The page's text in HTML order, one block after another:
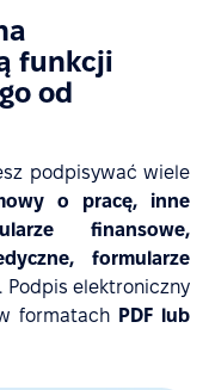
funkcji
od
podpisywać wiele
o pracę, inne
finansowe,
formularze
. Podpis elektroniczny
formatach PDF lub